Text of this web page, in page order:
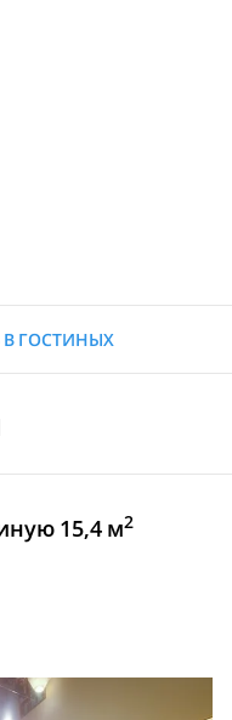
ГОСТИНЫХ
15,4 м2